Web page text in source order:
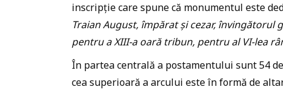
inscripție care spune că monumentul este
Traian August, împărat și cezar,
pentru a XIII-a oară tribun, pentru al VI-lea
În partea centrală a postamentului sunt 54
cea superioară a arcului este în formă de